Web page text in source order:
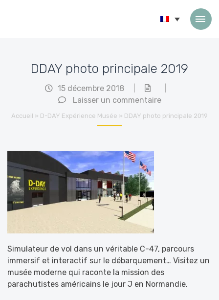
DDAY photo principale 2019
15 décembre 2018
Laisser un commentaire
Accueil » D-DAY Expérience Musée » DDAY photo principale 2019
Simulateur de vol dans un véritable C-47, parcours
immersif et interactif sur le débarquement… Visitez un
musée moderne qui raconte la mission des
parachutistes américains le jour J en Normandie.